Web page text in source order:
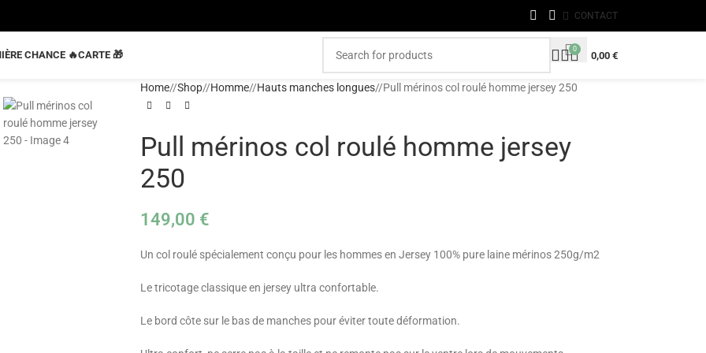
CONTACT
CHANCE 🔥CARTE 🎁 0
0,00 €
Home/ Shop/ Homme/ Hauts manches longues/ Pull mérinos col roulé homme jersey 250
Pull mérinos col roulé homme jersey
250
149,00 €
Un col roulé spécialement conçu pour les hommes en Jersey 100% pure laine mérinos 250g/m2
Le tricotage classique en jersey ultra confortable.
Le bord côte sur le bas de manches pour éviter toute déformation.